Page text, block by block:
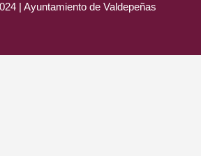
| Ayuntamiento de Valdepeñas